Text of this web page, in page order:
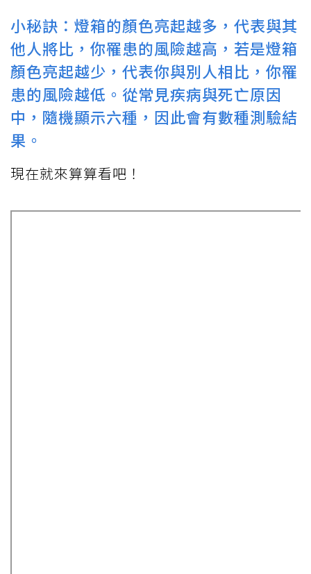
小秘訣：燈箱的顏色亮起越多，代表與其
他人將比，你罹患的風險越高，若是燈箱
顏色亮起越少，代表你與別人相比，你罹
患的風險越低。從常見疾病與死亡原因
中，隨機顯示六種，因此會有數種測驗結
果。
現在就來算算看吧！